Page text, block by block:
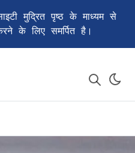
मुद्रित पृष्ठ के माध्यम से
के लिए समर्पित है।